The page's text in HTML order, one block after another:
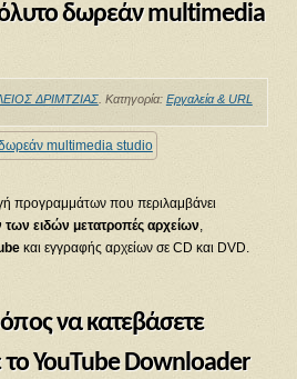
δωρεάν multimedia
ΔΡΙΜΤΖΙΑΣ. Κατηγορία: Εργαλεία & URL
προγραμμάτων που περιλαμβάνει
ειδών μετατροπές αρχείων,
και εγγραφής αρχείων σε CD και DVD.
να κατεβάσετε
το YouTube Downloader